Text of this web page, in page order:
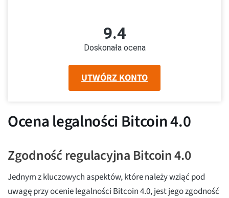
9.4
Doskonała ocena
UTWÓRZ KONTO
Ocena legalności Bitcoin 4.0
Zgodność regulacyjna Bitcoin 4.0
Jednym z kluczowych aspektów, które należy wziąć pod
uwagę przy ocenie legalności Bitcoin 4.0, jest jego zgodność